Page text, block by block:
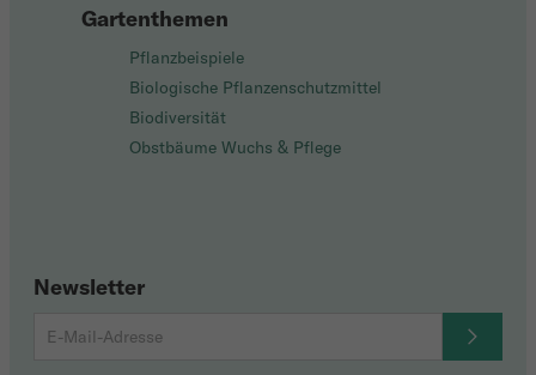
Gartenthemen
Pflanzbeispiele
Biologische Pflanzenschutzmittel
Biodiversität
Obstbäume Wuchs & Pflege
Newsletter